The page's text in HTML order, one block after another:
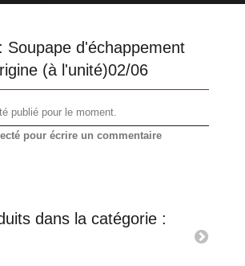
Soupape d'échappement
(à l'unité)02/06
publié pour le moment.
pour écrire un commentaire
dans la catégorie :